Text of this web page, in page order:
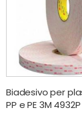
Biadesivo per
PP e PE 3M 4932P